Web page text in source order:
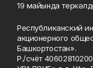
19 майында
Республиканский
акционерного
Башкортостан».
Р./счёт